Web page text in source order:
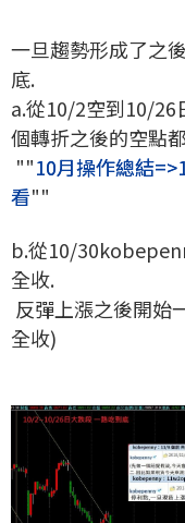
一旦趨勢形成了之
底.
a.從10/2空到10/26
個轉折之後的空點
""10月操作總結
看""
b.從10/
全收.
反彈上漲之後開始
全收)